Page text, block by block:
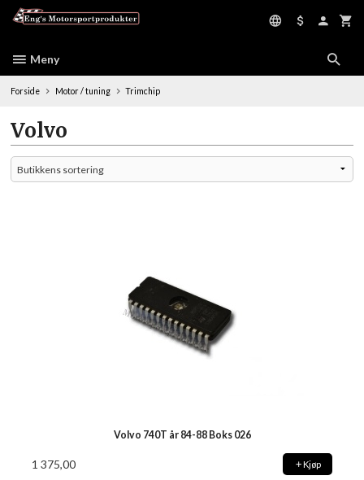
Meny
Forside Motor / tuning Trimchip
Volvo
Volvo 740T år 84-88 Boks 026
1 375,00 Kjøp